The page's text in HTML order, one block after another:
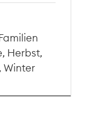
Herbst,
Winter